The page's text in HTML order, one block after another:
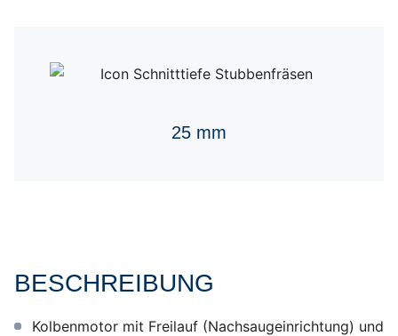
25 mm
BESCHREIBUNG
Kolbenmotor mit Freilauf (Nachsaugeinrichtung) und